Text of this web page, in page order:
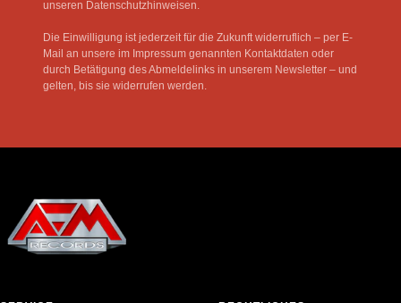
unseren Datenschutzhinweisen.
Die Einwilligung ist jederzeit für die Zukunft widerruflich – per E-
Mail an unsere im Impressum genannten Kontaktdaten oder
durch Betätigung des Abmeldelinks in unserem Newsletter – und
gelten, bis sie widerrufen werden.